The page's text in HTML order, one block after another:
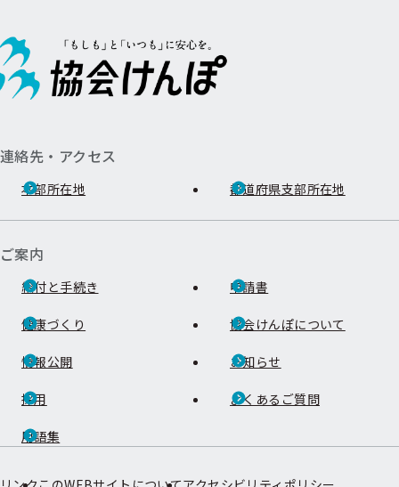
連絡先・アクセス
本部所在地 都道府県支部所在地
ご案内
給付と手続き 申請書
健康づくり 協会けんぽについて
情報公開 お知らせ
採用 よくあるご質問
用語集